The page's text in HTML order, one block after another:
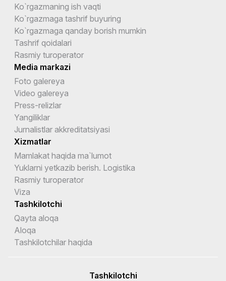
Ko`rgazmaning ish vaqti
Ko`rgazmaga tashrif buyuring
Ko`rgazmaga qanday borish mumkin
Tashrif qoidalari
Rasmiy turoperator
Media markazi
Foto galereya
Video galereya
Press-relizlar
Yangiliklar
Jurnalistlar akkreditatsiyasi
Xizmatlar
Mamlakat haqida ma`lumot
Yuklarni yetkazib berish. Logistika
Rasmiy turoperator
Viza
Tashkilotchi
Qayta aloqa
Aloqa
Tashkilotchilar haqida
Tashkilotchi